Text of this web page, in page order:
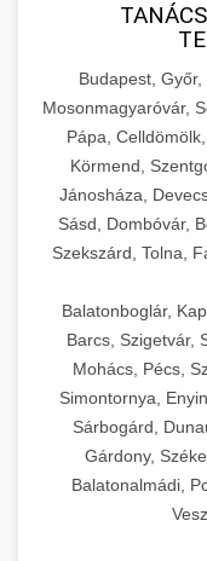
Budapest,
Mosonmagyaróvár,
Pápa,
Körmend,
Jánosháza,
Sásd, Dombóvár,
Szekszárd, Tolna,
Balatonboglár,
Barcs, Szigetvár,
Mohács, Pécs,
Simontornya,
Sárbogárd,
Gárdony,
Balatonalmádi,